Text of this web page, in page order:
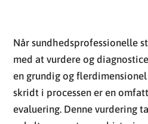
Når sundhedsprofessionelle
med at vurdere og
en grundig og
skridt i processen er en
evaluering. Denne vurdering